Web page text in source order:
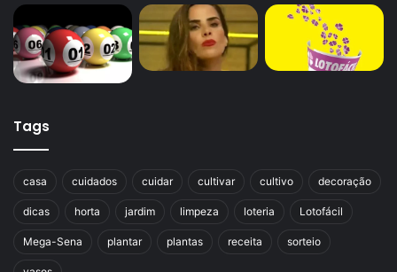
Tags
casa cuidados cuidar cultivar cultivo decoração
dicas horta jardim limpeza loteria Lotofácil
Mega-Sena plantar plantas receita sorteio